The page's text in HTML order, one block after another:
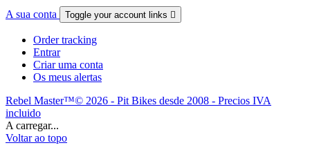
A sua conta Toggle your account links 
Order tracking
Entrar
Criar uma conta
Os meus alertas
Rebel Master™© 2026 - Pit Bikes desde 2008 - Precios IVA
incluido
A carregar...
Voltar ao topo